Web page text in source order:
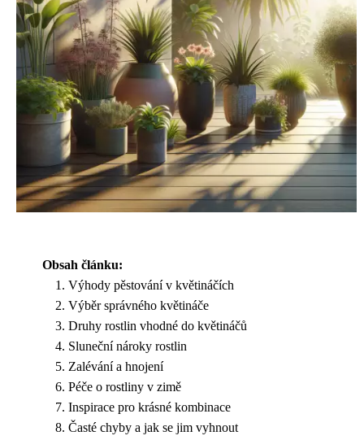
Obsah článku:
Výhody pěstování v květináčích
Výběr správného květináče
Druhy rostlin vhodné do květináčů
Sluneční nároky rostlin
Zalévání a hnojení
Péče o rostliny v zimě
Inspirace pro krásné kombinace
Časté chyby a jak se jim vyhnout